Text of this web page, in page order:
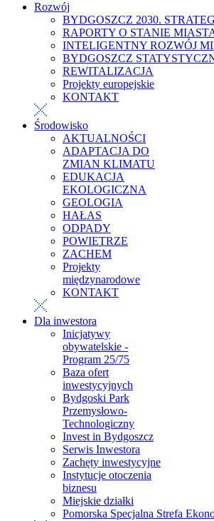
Rozwój
BYDGOSZCZ 2030.
RAPORTY O STANIE
INTELIGENTNY ROZWÓJ
BYDGOSZCZ
REWITALIZACJA
Projekty europejskie
KONTAKT
Środowisko
AKTUALNOŚCI
ADAPTACJA DO
ZMIAN KLIMATU
EDUKACJA
EKOLOGICZNA
GEOLOGIA
HAŁAS
ODPADY
POWIETRZE
ZACHEM
Projekty
międzynarodowe
KONTAKT
Dla inwestora
Inicjatywy
obywatelskie -
Program 25/75
Baza ofert
inwestycyjnych
Bydgoski Park
Przemysłowo-
Technologiczny
Invest in Bydgoszcz
Serwis Inwestora
Zachęty inwestycyjne
Instytucje otoczenia
biznesu
Miejskie działki
Pomorska Specjalna Strefa